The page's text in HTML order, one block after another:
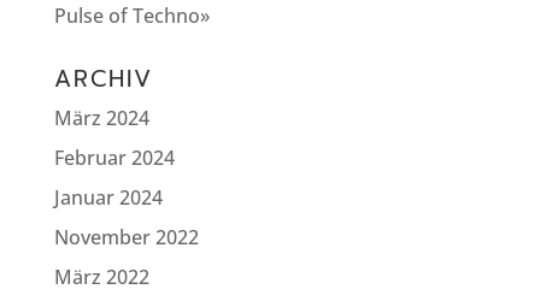
Pulse of Techno»
ARCHIV
März 2024
Februar 2024
Januar 2024
November 2022
März 2022